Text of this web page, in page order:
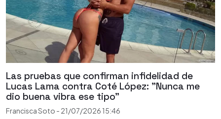
Las pruebas que confirman infidelidad de
Lucas Lama contra Coté López: "Nunca me
dio buena vibra ese tipo"
Francisca Soto - 21/07/2026 15:46